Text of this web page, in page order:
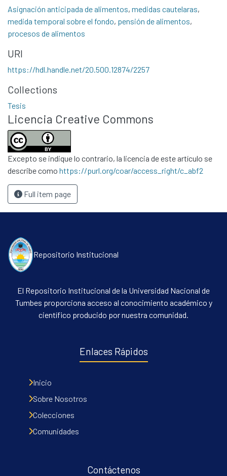
All of DSpace
Statistics
Contacto
Políticas
Asignación anticipada de alimentos, medidas cautelaras,
medida temporal sobre el fondo, pensión de alimentos,
procesos de alimentos
URI
https://hdl.handle.net/20.500.12874/2257
Collections
Tesis
Licencia Creative Commons
Excepto se indique lo contrario, la licencia de este artículo se
describe como https://purl.org/coar/access_right/c_abf2
Full item page
Repositorio Institucional
El Repositorio Institucional de la Universidad Nacional de
Tumbes proporciona acceso al conocimiento académico y
científico producido por nuestra comunidad.
Enlaces Rápidos
Inicio
Sobre Nosotros
Colecciones
Comunidades
Contáctenos